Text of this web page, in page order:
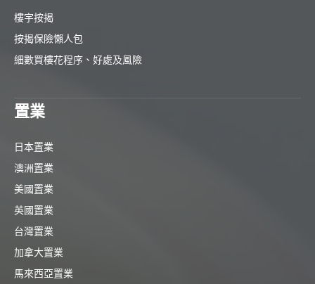
樓宇按揭
按揭保險懶人包
細數買樓花程序、好處及風險
置業
日本置業
澳洲置業
美國置業
英國置業
台灣置業
加拿大置業
馬來西亞置業